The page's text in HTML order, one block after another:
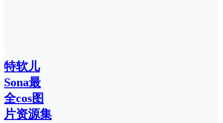
特软儿
Sona最
全cos图
片资源集